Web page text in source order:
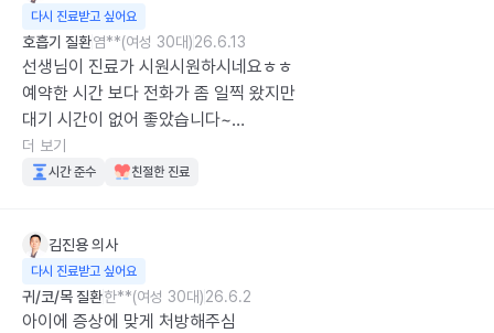
다시 진료받고 싶어요
호흡기 질환염**(여성 30대)26.6.13
선생님이 진료가 시원시원하시네요ㅎㅎ
예약한 시간 보다 전화가 좀 일찍 왔지만
대기 시간이 없어 좋았습니다~
실손24 등록된 병원이 아니라서, 실손보험 영수증 내역서 청구하
시면, 메일이나 팩스로 받아보셔야 하는것 진료보시는 분들 참고
더 보기
시간 준수 친절한 진료
김진용의사
다시 진료받고 싶어요
귀/코/목 질환한**(여성 30대)26.6.2
아이에 증상에 맞게 처방해주심